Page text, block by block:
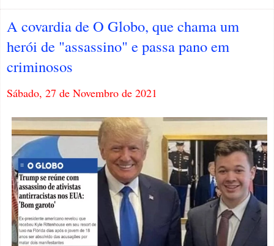
A covardia de O Globo, que chama um
herói de "assassino" e passa pano em
criminosos
Sábado, 27 de Novembro de 2021